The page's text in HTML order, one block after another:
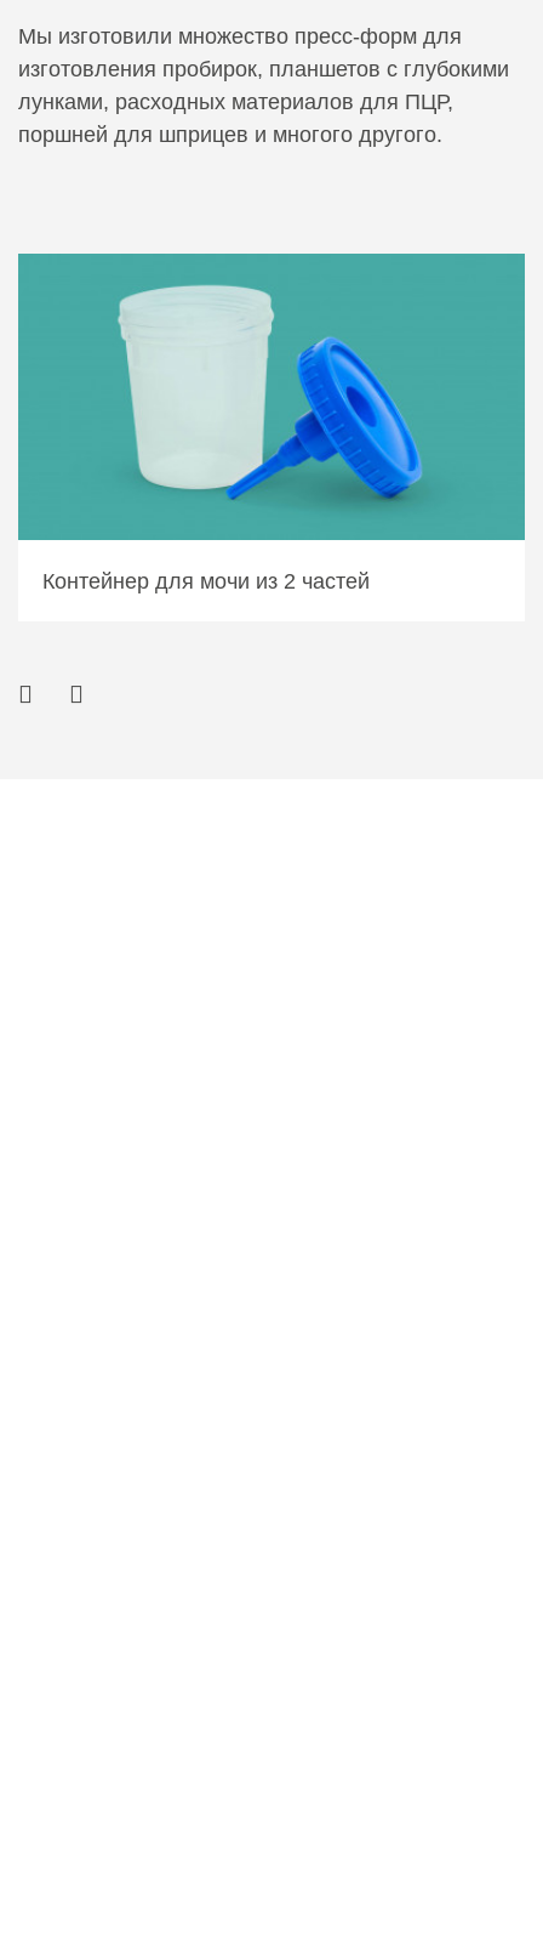
Мы изготовили множество пресс-форм для
изготовления пробирок, планшетов с глубокими
лунками, расходных материалов для ПЦР,
поршней для шприцев и многого другого.
Контейнер для мочи из 2 частей